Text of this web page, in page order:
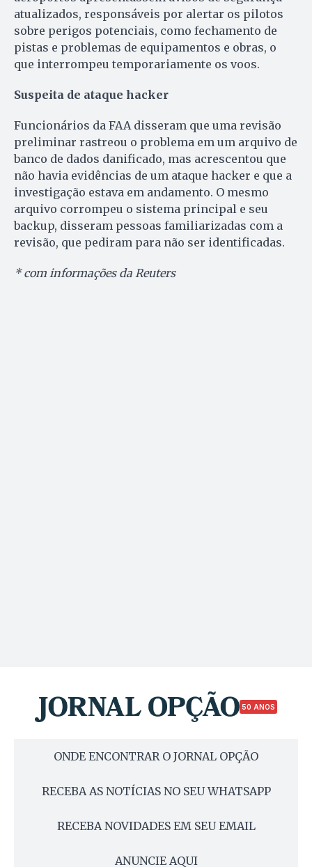
atualizados, responsáveis por alertar os pilotos
sobre perigos potenciais, como fechamento de
pistas e problemas de equipamentos e obras, o
que interrompeu temporariamente os voos.
Suspeita de ataque hacker
Funcionários da FAA disseram que uma revisão
preliminar rastreou o problema em um arquivo de
banco de dados danificado, mas acrescentou que
não havia evidências de um ataque hacker e que a
investigação estava em andamento. O mesmo
arquivo corrompeu o sistema principal e seu
backup, disseram pessoas familiarizadas com a
revisão, que pediram para não ser identificadas.
* com informações da Reuters
50 ANOS
ONDE ENCONTRAR O JORNAL OPÇÃO
RECEBA AS NOTÍCIAS NO SEU WHATSAPP
RECEBA NOVIDADES EM SEU EMAIL
ANUNCIE AQUI